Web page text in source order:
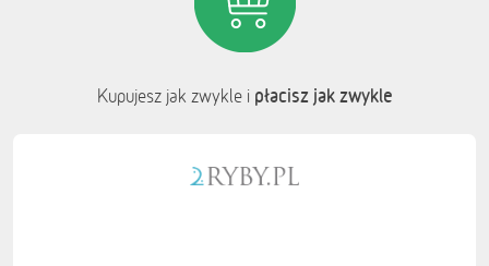
Kupujesz jak zwykle i płacisz jak zwykle